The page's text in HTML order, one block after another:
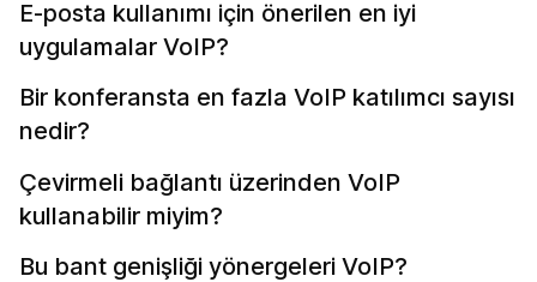
E-posta kullanımı için önerilen en iyi
uygulamalar VoIP?
Bir konferansta en fazla VoIP katılımcı sayısı
nedir?
Çevirmeli bağlantı üzerinden VoIP
kullanabilir miyim?
Bu bant genişliği yönergeleri VoIP?